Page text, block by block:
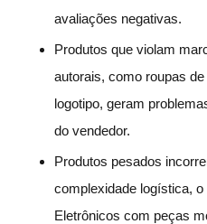
avaliações negativas.
Produtos que violam
autorais, como roupas
logotipo, geram
do vendedor.
Produtos pesados
complexidade logística,
Eletrônicos com peças